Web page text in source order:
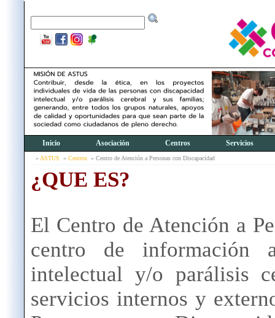
Inicio Asociación Centros Servicios
ASTUS Centros Centro de Atención a Personas con Discapacidad
¿QUE ES?
El Centro de Atención a
centro de información
intelectual y/o parálisis
servicios internos y